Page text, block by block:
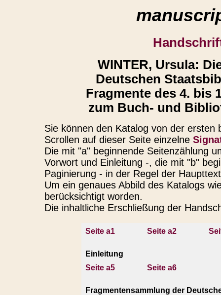
WINTER, Ursula:
Deutschen
Fragmente des 4. bis
zum Buch- und
Sie können den Katalog von der
Scrollen auf dieser Seite einzelne
Die mit "a" beginnende Seitenzählung
Vorwort und Einleitung -, die mit "b"
Paginierung - in der Regel der
Um ein genaues Abbild des Katalogs
berücksichtigt worden.
Die inhaltliche Erschließung der
Seite a1 Seite a2
Einleitung
Seite a5
Seite a6
Fragmentensammlung der